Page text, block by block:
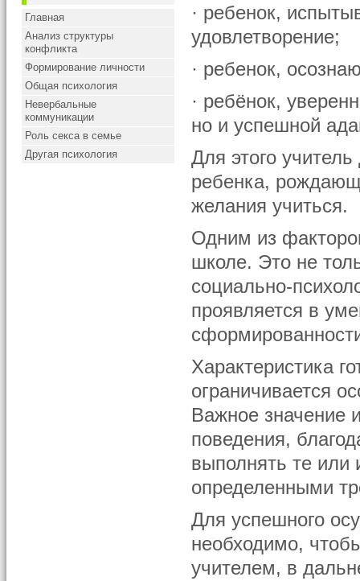
Главная
Анализ структуры
конфликта
Формирование личности
Общая психология
Невербальные
коммуникации
Роль секса в семье
Другая психология
· ребенок,
удовлетворение;
· ребенок,
· ребёнок,
но и успешной
Для этого
ребенка,
желания учиться.
Одним из
школе. Это не
социально-
проявляется в
Характеристика
ограничивается
Важное значение
поведения,
выполнять те или
определенными
Для успешного
необходимо,
учителем, в